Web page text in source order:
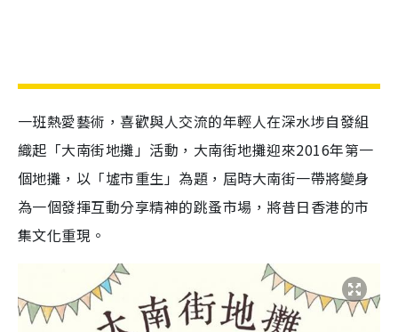
一班熱愛藝術，喜歡與人交流的年輕人在深水埗自發組
織起「大南街地攤」活動， 大南街地攤迎來2016年第一
個地攤， 以「墟市重生」為題，屆時大南街一帶將變身
為一個發揮互動分享精神的跳蚤市場，將昔日香港的市
集文化重現。